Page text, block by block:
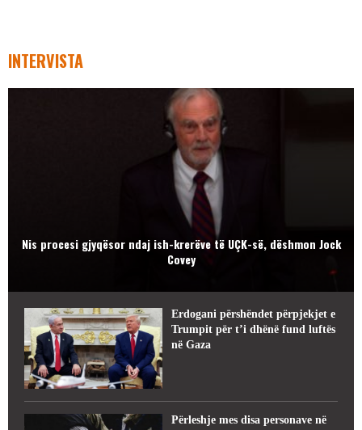
INTERVISTA
Nis procesi gjyqësor ndaj ish-krerëve të UÇK-së, dëshmon Jock
Covey
Erdogani përshëndet përpjekjet e
Trumpit për t’i dhënë fund luftës
në Gaza
Përleshje mes disa personave në